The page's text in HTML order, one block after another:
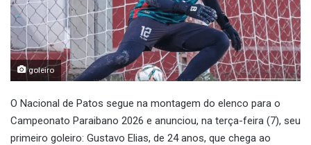
goleiro
O Nacional de Patos segue na montagem do elenco para o
Campeonato Paraibano 2026 e anunciou, na terça-feira (7), seu
primeiro goleiro: Gustavo Elias, de 24 anos, que chega ao